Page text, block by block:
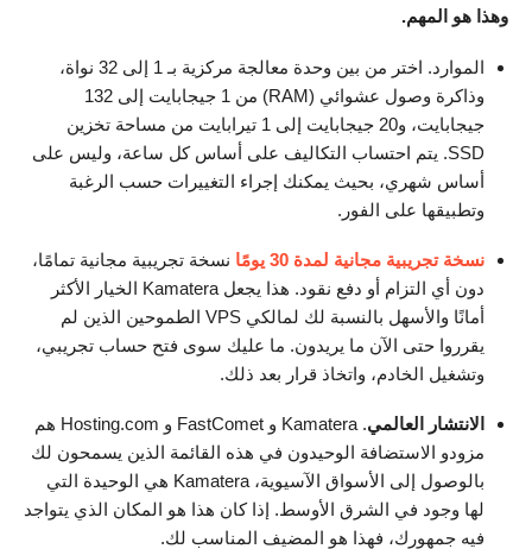
وهذا هو المهم.
الموارد. اختر من بين وحدة معالجة مركزية بـ 1 إلى 32 نواة،
وذاكرة وصول عشوائي (RAM) من 1 جيجابايت إلى 132
جيجابايت، و20 جيجابايت إلى 1 تيرابايت من مساحة تخزين
SSD. يتم احتساب التكاليف على أساس كل ساعة، وليس على
أساس شهري، بحيث يمكنك إجراء التغييرات حسب الرغبة
وتطبيقها على الفور.
نسخة تجريبية مجانية لمدة 30 يومًا
نسخة تجريبية مجانية تمامًا،
دون أي التزام أو دفع نقود. هذا يجعل Kamatera الخيار الأكثر
أمانًا والأسهل بالنسبة لك لمالكي VPS الطموحين الذين لم
يقرروا حتى الآن ما يريدون. ما عليك سوى فتح حساب تجريبي،
وتشغيل الخادم، واتخاذ قرار بعد ذلك.
الانتشار العالمي
. Kamatera و FastComet و Hosting.com هم
مزودو الاستضافة الوحيدون في هذه القائمة الذين يسمحون لك
بالوصول إلى الأسواق الآسيوية، Kamatera هي الوحيدة التي
لها وجود في الشرق الأوسط. إذا كان هذا هو المكان الذي يتواجد
فيه جمهورك، فهذا هو المضيف المناسب لك.